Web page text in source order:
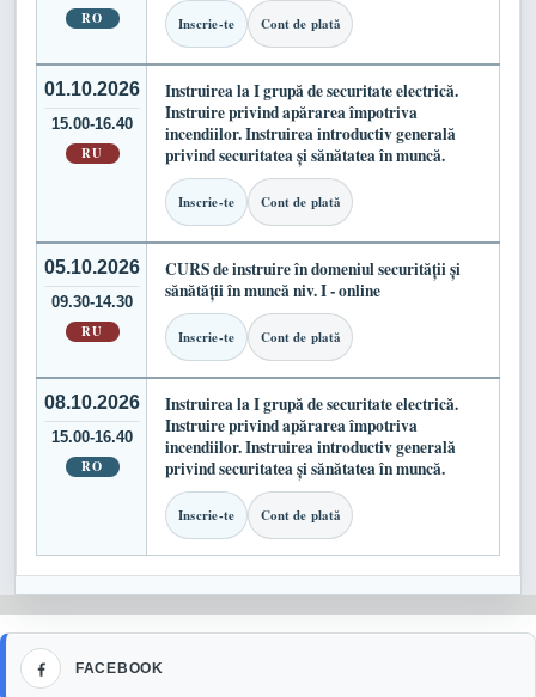
RO Inscrie-te Cont de plată
01.10.2026
15.00-16.40
RU
Instruirea la I grupă de securitate electrică.
Instruire privind apărarea împotriva
incendiilor. Instruirea introductiv generală
privind securitatea și sănătatea în muncă.
Inscrie-te Cont de plată
05.10.2026
09.30-14.30
RU
CURS de instruire în domeniul securității și
sănătății în muncă niv. I - online
Inscrie-te Cont de plată
08.10.2026
15.00-16.40
RO
Instruirea la I grupă de securitate electrică.
Instruire privind apărarea împotriva
incendiilor. Instruirea introductiv generală
privind securitatea și sănătatea în muncă.
Inscrie-te Cont de plată
FACEBOOK
Facebook